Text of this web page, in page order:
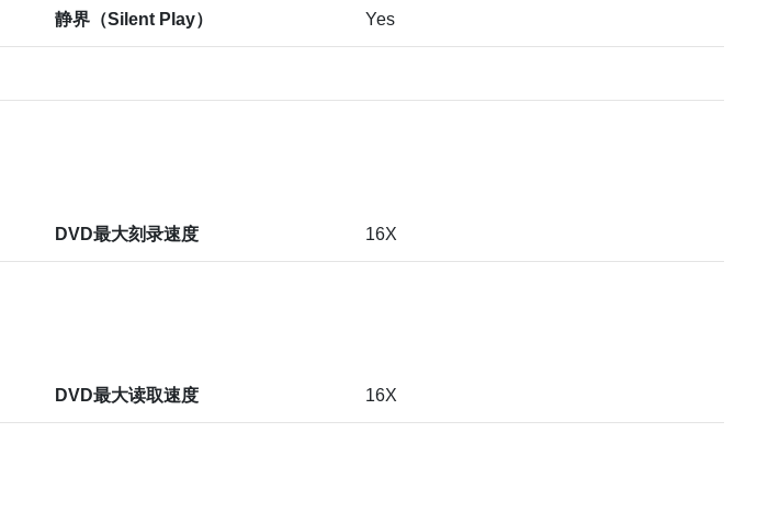
静界（Silent Play） Yes
DVD最大刻录速度 16X
DVD最大读取速度 16X